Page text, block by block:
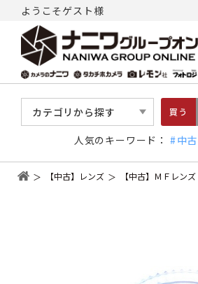
ようこそゲスト様
カテゴリから探す 買う
人気のキーワード： 中
【中古】レンズ 【中古】ＭＦレンズ